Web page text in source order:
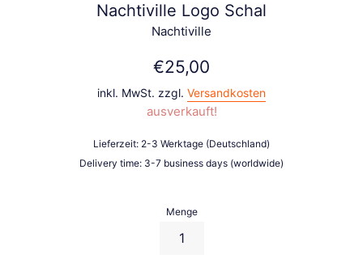
Nachtiville Logo Schal
Nachtiville
Normaler
€25,00
inkl. MwSt. zzgl. Versandkosten
ausverkauft!
Lieferzeit: 2-3 Werktage (Deutschland)
Delivery time: 3-7 business days (worldwide)
Menge